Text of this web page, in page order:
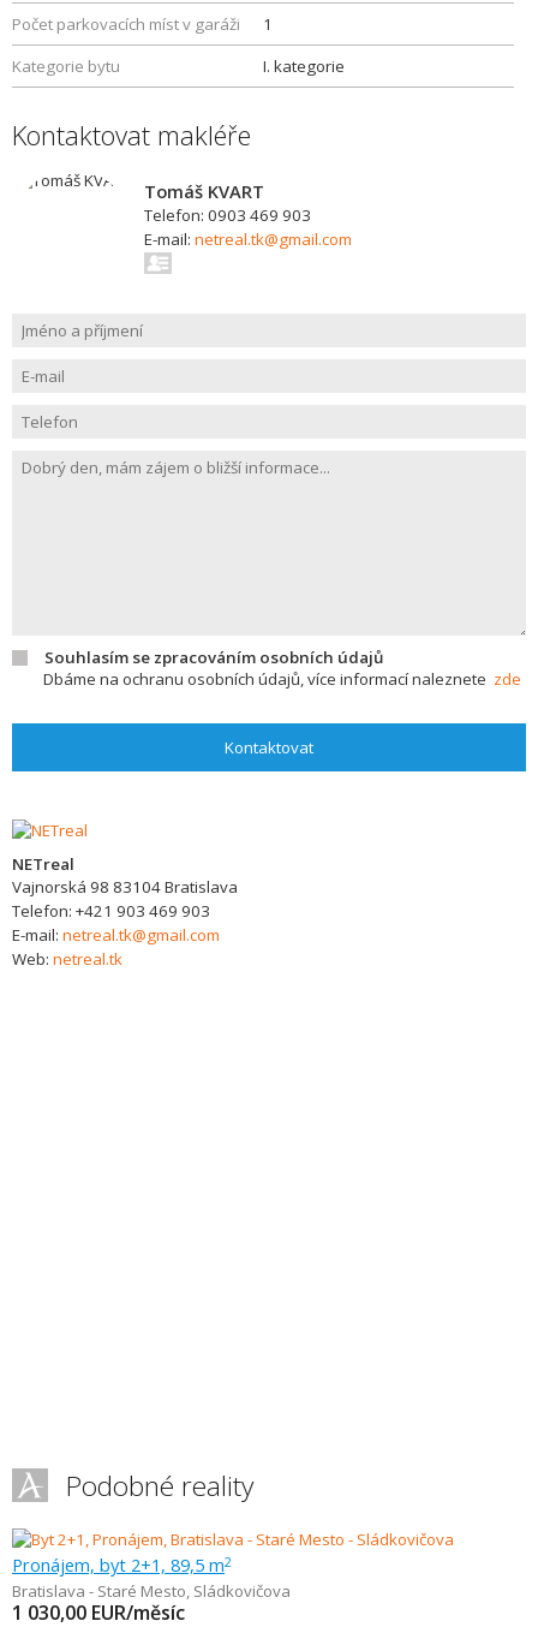
Počet parkovacích míst v garáži
1
Kategorie bytu
I. kategorie
Kontaktovat makléře
Tomáš KVART
Telefon: 0903 469 903
E-mail: netreal.tk@gmail.com
Souhlasím se zpracováním osobních údajů
Dbáme na ochranu osobních údajů, více informací naleznete zde
Kontaktovat
NETreal
Vajnorská 98 83104Bratislava
Telefon: +421 903 469 903
E-mail: netreal.tk@gmail.com
Web: netreal.tk
Podobné reality
Pronájem, byt 2+1, 89,5 m2
Bratislava - Staré Mesto, Sládkovičova
1 030,00 EUR/měsíc